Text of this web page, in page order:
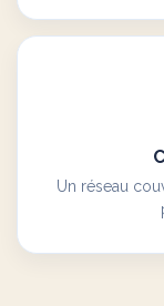
Un réseau